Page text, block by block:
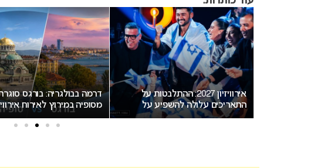
דרמה בבולגריה: בורגס סוגרת פער
מסופיה במירוץ לאירוח אירוויזיון
2027
מאכזב: העיר המארחת של
2027 לא תוכרז היום